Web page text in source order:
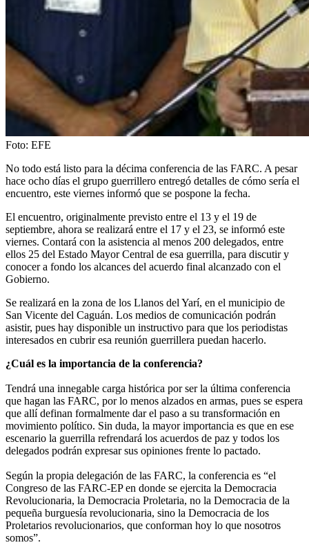
Foto: EFE
No todo está listo para la décima conferencia de las FARC. A pesar
hace ocho días el grupo guerrillero entregó detalles de cómo sería el
encuentro, este viernes informó que se pospone la fecha.
El encuentro, originalmente previsto entre el 13 y el 19 de
septiembre, ahora se realizará entre el 17 y el 23, se informó este
viernes. Contará con la asistencia al menos 200 delegados, entre
ellos 25 del Estado Mayor Central de esa guerrilla, para discutir y
conocer a fondo los alcances del acuerdo final alcanzado con el
Gobierno.
Se realizará en la zona de los Llanos del Yarí, en el municipio de
San Vicente del Caguán. Los medios de comunicación podrán
asistir, pues hay disponible un instructivo para que los periodistas
interesados en cubrir esa reunión guerrillera puedan hacerlo.
¿Cuál es la importancia de la conferencia?
Tendrá una innegable carga histórica por ser la última conferencia
que hagan las FARC, por lo menos alzados en armas, pues se espera
que allí definan formalmente dar el paso a su transformación en
movimiento político. Sin duda, la mayor importancia es que en ese
escenario la guerrilla refrendará los acuerdos de paz y todos los
delegados podrán expresar sus opiniones frente lo pactado.
Según la propia delegación de las FARC, la conferencia es “el
Congreso de las FARC-EP en donde se ejercita la Democracia
Revolucionaria, la Democracia Proletaria, no la Democracia de la
pequeña burguesía revolucionaria, sino la Democracia de los
Proletarios revolucionarios, que conforman hoy lo que nosotros
somos”.